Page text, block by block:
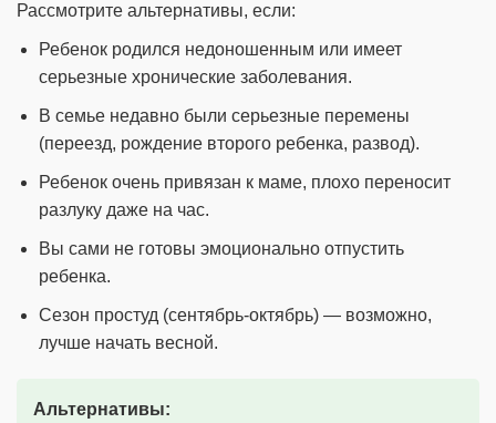
Рассмотрите альтернативы, если:
Ребенок родился недоношенным или имеет
серьезные хронические заболевания.
В семье недавно были серьезные перемены
(переезд, рождение второго ребенка, развод).
Ребенок очень привязан к маме, плохо переносит
разлуку даже на час.
Вы сами не готовы эмоционально отпустить
ребенка.
Сезон простуд (сентябрь-октябрь) — возможно,
лучше начать весной.
Альтернативы: